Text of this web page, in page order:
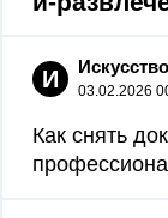
И 03.02.2026
Как снять